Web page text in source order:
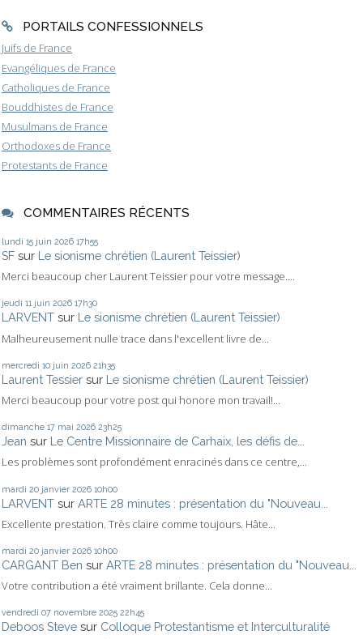
PORTAILS CONFESSIONNELS
Juifs de France
Evangéliques de France
Catholiques de France
Bouddhistes de France
Musulmans de France
Orthodoxes de France
Protestants de France
COMMENTAIRES RÉCENTS
lundi 15 juin 2026 17h55
SF sur Le sionisme chrétien (Laurent Teissier)
Merci beaucoup cher Laurent Teissier pour votre message....
jeudi 11 juin 2026 17h30
LARVENT sur Le sionisme chrétien (Laurent Teissier)
Malheureusement nulle trace dans l'excellent livre de...
mercredi 10 juin 2026 21h35
Laurent Tessier sur Le sionisme chrétien (Laurent Teissier)
Merci beaucoup pour votre post qui honore mon travail!...
dimanche 17 mai 2026 23h25
Jean sur Le Centre Missionnaire de Carhaix, les défis de...
Les problèmes sont profondément enracinés dans ce centre,...
mardi 20 janvier 2026 10h00
LARVENT sur ARTE 28 minutes : présentation du "Nouveau...
Excellente prestation. Très claire comme toujours. Hâte...
mardi 20 janvier 2026 10h00
CARGANT Ben sur ARTE 28 minutes : présentation du "Nouveau...
Votre contribution a été vraiment brillante. Cela donne...
vendredi 07 novembre 2025 22h45
Deboos Steve sur Colloque Protestantisme et Interculturalité